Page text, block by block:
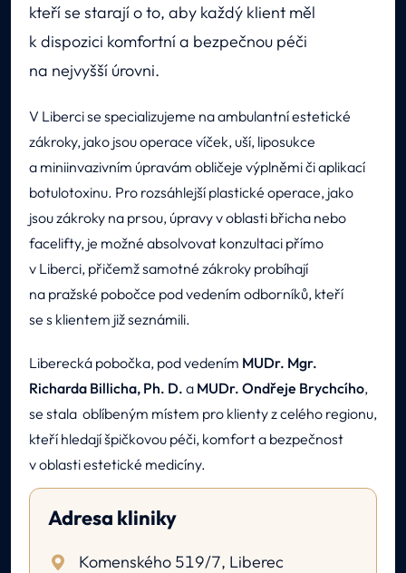
kteří se starají o to, aby každý klient měl
k dispozici komfortní a bezpečnou péči
na nejvyšší úrovni.
V Liberci se specializujeme na ambulantní estetické
zákroky, jako jsou operace víček, uší, liposukce
a miniinvazivním úpravám obličeje výplněmi či aplikací
botulotoxinu. Pro rozsáhlejší plastické operace, jako
jsou zákroky na prsou, úpravy v oblasti břicha nebo
facelifty, je možné absolvovat konzultaci přímo
v Liberci, přičemž samotné zákroky probíhají
na pražské pobočce pod vedením odborníků, kteří
se s klientem již seznámili.
Liberecká pobočka, pod vedením MUDr. Mgr.
Richarda Billicha, Ph. D. a MUDr. Ondřeje Brychcího,
se stala oblíbeným místem pro klienty z celého regionu,
kteří hledají špičkovou péči, komfort a bezpečnost
v oblasti estetické medicíny.
Adresa kliniky
Komenského 519/7, Liberec